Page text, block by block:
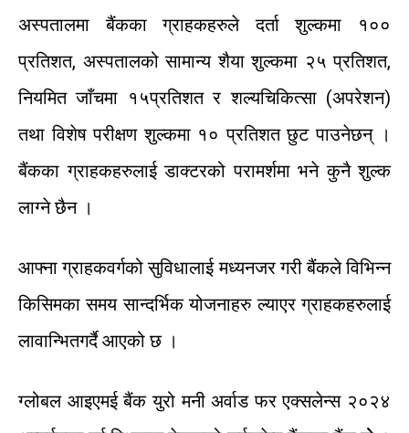
अस्पतालमा बैंकका ग्राहकहरुले दर्ता शुल्कमा
१००
प्रतिशत, अस्पतालको सामान्य शैया शुल्कमा २५ प्रतिशत,
नियमित जाँचमा १५प्रतिशत र शल्यचिकित्सा(अपरेशन)
तथा विशेष परीक्षण शुल्कमा १० प्रतिशत छुट पाउनेछन्
।
बैंकका ग्राहकहरुलाई डाक्टरकोपरामर्शमा भने कुनै शुल्क
लाग्ने छैन ।
आफ्ना ग्राहकवर्गको सुविधालाई मध्यनजर गरी बैंकले विभिन्न
किसिमका समय सान्दर्भिक योजनाहरु ल्याएर ग्राहकहरुलाई
लावान्भितगर्दै आएको छ ।
ग्लोबल आइएमई बैंक युरो मनी अर्वाड फर एक्सलेन्स २०२४